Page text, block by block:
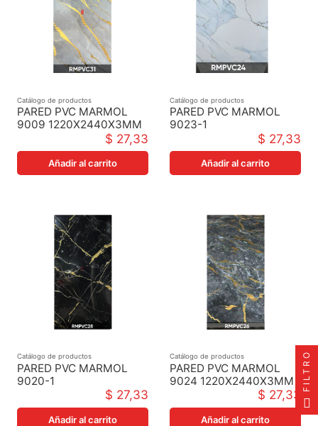
Catálogo de productos
PARED PVC MARMOL
9009 1220X2440X3MM
$ 27,33
Añadir al carrito
Catálogo de productos
PARED PVC MARMOL
9023-1
1220X2440X3MM$ 27,33
Añadir al carrito
Catálogo de productos
PARED PVC MARMOL
9020-1
1220X2440X3MM$ 27,33
Añadir al carrito
Catálogo de productos
PARED PVC MARMOL
9024 1220X2440X3MM
$ 27,33
Añadir al carrito
FILTRO